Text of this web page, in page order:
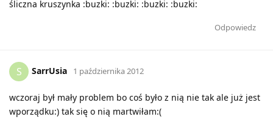
śliczna kruszynka :buzki: :buzki: :buzki: :buzki:
Odpowiedz
S SarrUsia 1 października 2012
wczoraj był mały problem bo coś było z nią nie tak ale już jest
wporządku:) tak się o nią martwiłam:(